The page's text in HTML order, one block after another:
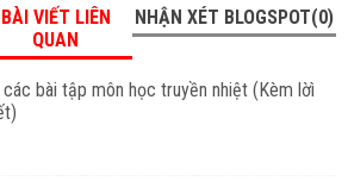
BÀI VIẾT LIÊN
QUAN
NHẬN XÉT BLOGSPOT(0)
bài tập môn học truyền nhiệt (Kèm lờì